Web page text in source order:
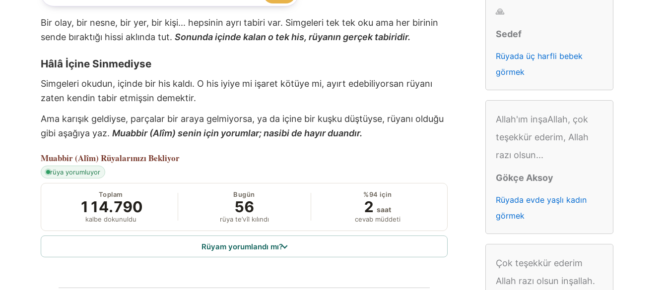
Bir olay, bir nesne, bir yer, bir kişi... hepsinin ayrı tabiri var. Simgeleri tek tek oku ama her birinin
sende bıraktığı hissi aklında tut. Sonunda içinde kalan o tek his, rüyanın gerçek tabiridir.
Hâlâ İçine Sinmediyse
Simgeleri okudun, içinde bir his kaldı. O his iyiye mi işaret kötüye mi, ayırt edebiliyorsan rüyanı
zaten kendin tabir etmişsin demektir.
Ama karışık geldiyse, parçalar bir araya gelmiyorsa, ya da içine bir kuşku düştüyse, rüyanı olduğu
gibi aşağıya yaz. Muabbir (Alîm) senin için yorumlar; nasibi de hayır duandır.
Muabbir (Alîm) Rüyalarınızı Bekliyor
rüya yorumluyor
Toplam
114.790
kalbe dokunuldu
Bugün
56
rüya te’vîl kılındı
%94 için
2 saat
cevab müddeti
Rüyam yorumlandı mı?
🙏
Sedef
Rüyada üç harfli bebek
görmek
Allah'ım inşaAllah, çok
teşekkür ederim, Allah
razı olsun...
Gökçe Aksoy
Rüyada evde yaşlı kadın
görmek
Çok teşekkür ederim
Allah razı olsun inşallah.